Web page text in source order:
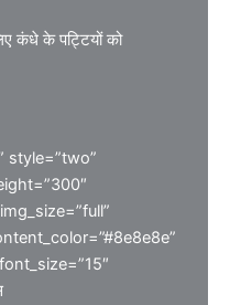
कंधे के पट्टियों को
style=”two”